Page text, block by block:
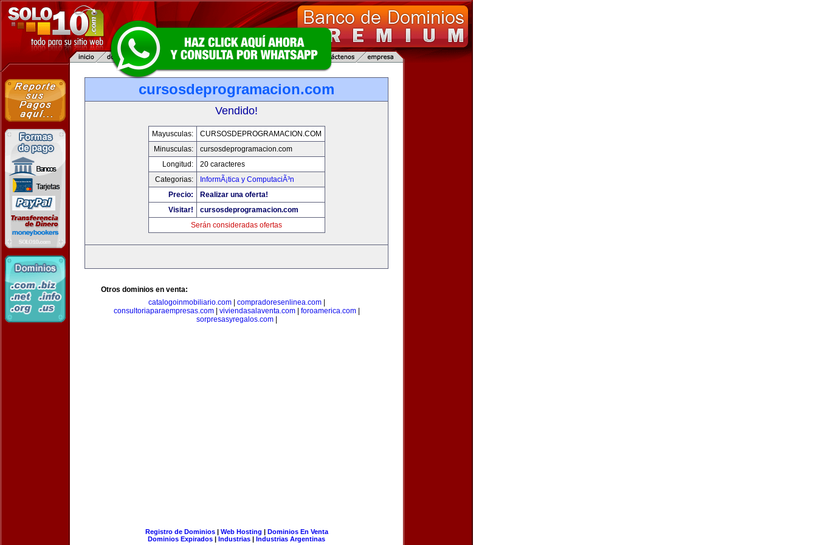
cursosdeprogramacion.com
Vendido!
Mayusculas:
CURSOSDEPROGRAMACION.COM
Minusculas:
cursosdeprogramacion.com
Longitud:
20 caracteres
Categorias:
InformÃ¡tica y ComputaciÃ³n
Precio:
Realizar una oferta!
Visitar!
cursosdeprogramacion.com
Serán consideradas ofertas
Otros dominios en venta:
catalogoinmobiliario.com| compradoresenlinea.com|
consultoriaparaempresas.com| viviendasalaventa.com| foroamerica.com|
sorpresasyregalos.com|
Registro de Dominios| Web Hosting | Dominios En Venta
Dominios Expirados | Industrias | Industrias Argentinas